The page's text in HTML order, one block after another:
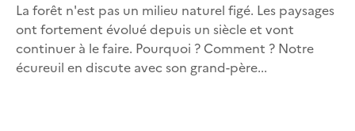
La forêt n'est pas un milieu naturel figé. Les paysages
ont fortement évolué depuis un siècle et vont
continuer à le faire. Pourquoi ? Comment ? Notre
écureuil en discute avec son grand-père...